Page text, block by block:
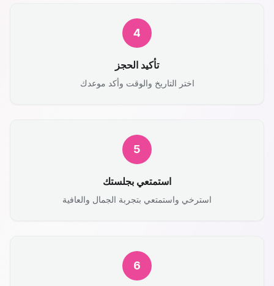
4
تأكيد الحجز
اختر التاريخ والوقت وأكد موعدك
5
استمتعي بجلستك
استرخي واستمتعي بتجربة الجمال والعافية
6